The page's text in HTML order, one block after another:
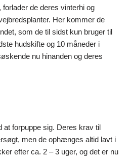
de deres vinterhi og
Her kommer de
som de til sidst kun bruger til
hudskifte og 10 måneder i
nu hinanden og deres
at forpuppe sig. Deres krav til
men de ophænges altid lavt i
efter ca. 2 – 3 uger, og det er nu